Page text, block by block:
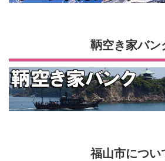
鞆空き家バン
福山市につい